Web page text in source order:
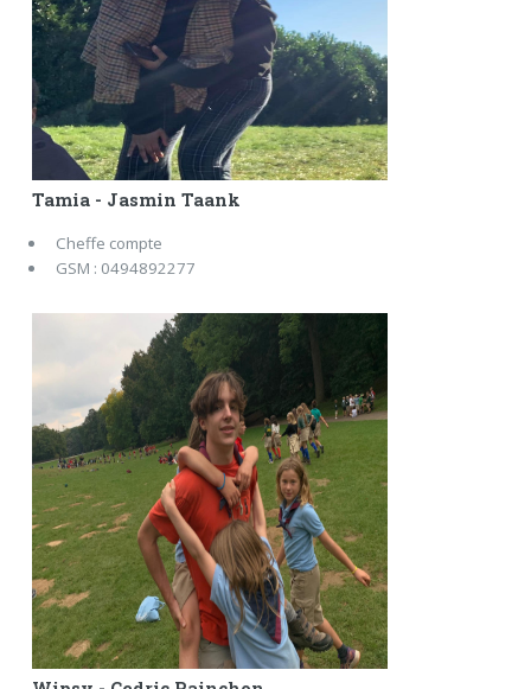
Tamia - Jasmin Taank
Cheffe compte
GSM : 0494892277